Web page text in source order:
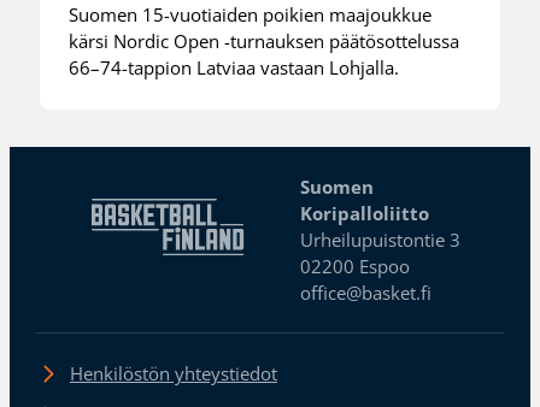
Suomen 15-vuotiaiden poikien maajoukkue
kärsi Nordic Open -turnauksen päätösottelussa
66–74-tappion Latviaa vastaan Lohjalla.
Suomen
Koripalloliitto
Urheilupuistontie 3
02200 Espoo
office@basket.fi
Henkilöstön yhteystiedot